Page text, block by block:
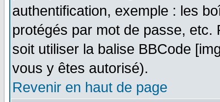
authentification, exemple : les
protégés par mot de passe,
soit utiliser la balise BBCode
vous y êtes autorisé).
Revenir en haut de page